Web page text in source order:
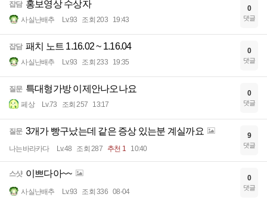
잡담 홍보영상 수상자
사실난배추 Lv.93 조회 203 19:43
0
댓글
잡담 패치 노트 1.16.02 ~ 1.16.04
사실난배추 Lv.93 조회 233 19:35
0
댓글
질문 특대형가방 이제안나오나요
페상 Lv.73 조회 257 13:17
0
댓글
질문 3개가 빵구났는데 같은 증상 있는분 계실까요
나는바라카다 Lv.48 조회 287 추천 1 10:40
9
댓글
스샷 이쁘다아~~
사실난배추 Lv.93 조회 336 08-04
0
댓글